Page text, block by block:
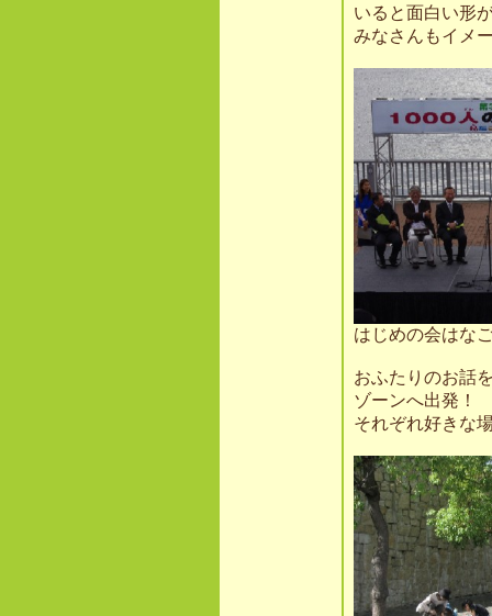
いると面白い形
みなさんもイメ
はじめの会はな
おふたりのお話
ゾーンへ出発！
それぞれ好きな